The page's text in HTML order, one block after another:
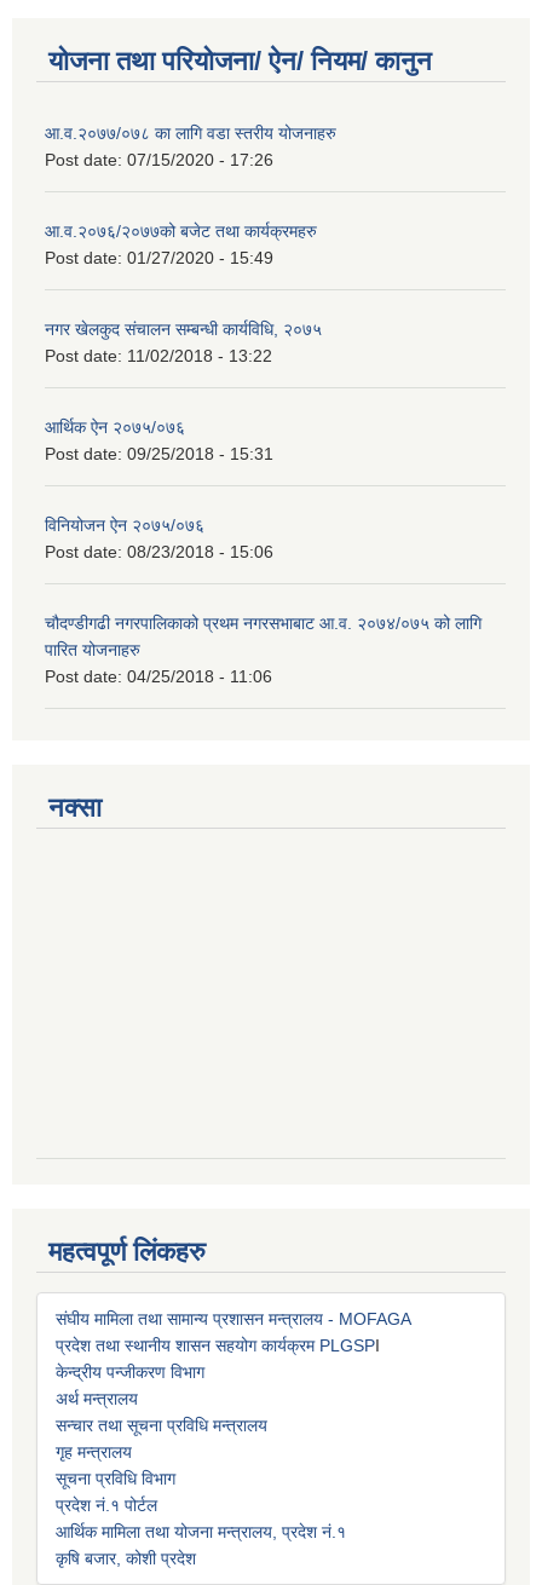
योजना तथा परियोजना/ ऐन/ नियम/ कानुन
आ.व.२०७७/०७८ का लागि वडा स्तरीय योजनाहरु
Post date: 07/15/2020 - 17:26
आ.व.२०७६/२०७७को बजेट तथा कार्यक्रमहरु
Post date: 01/27/2020 - 15:49
नगर खेलकुद संचालन सम्बन्धी कार्यविधि, २०७५
Post date: 11/02/2018 - 13:22
आर्थिक ऐन २०७५/०७६
Post date: 09/25/2018 - 15:31
विनियोजन ऐन २०७५/०७६
Post date: 08/23/2018 - 15:06
चौदण्डीगढी नगरपालिकाको प्रथम नगरसभाबाट आ.व. २०७४/०७५ को लागि
पारित योजनाहरु
Post date: 04/25/2018 - 11:06
नक्सा
महत्वपूर्ण लिंकहरु
संघीय मामिला तथा सामान्य प्रशासन मन्त्रालय - MOFAGA
प्रदेश तथा स्थानीय शासन सहयोग कार्यक्रम PLGSPI
केन्द्रीय पन्जीकरण विभाग
अर्थ मन्त्रालय
सन्चार तथा सूचना प्रविधि मन्त्रालय
गृह मन्त्रालय
सूचना प्रविधि विभाग
प्रदेश नं.१ पोर्टल
आर्थिक मामिला तथा योजना मन्त्रालय, प्रदेश नं.१
कृषि बजार, कोशी प्रदेश